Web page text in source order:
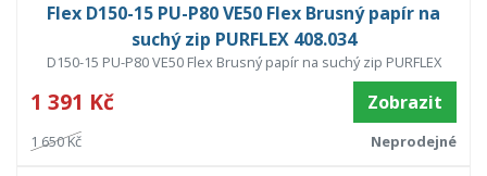
Flex D150-15 PU-P80 VE50 Flex Brusný papír na
suchý zip PURFLEX 408.034
D150-15 PU-P80 VE50 Flex Brusný papír na suchý zip PURFLEX
1 391 Kč Zobrazit
1 650 Kč Neprodejné